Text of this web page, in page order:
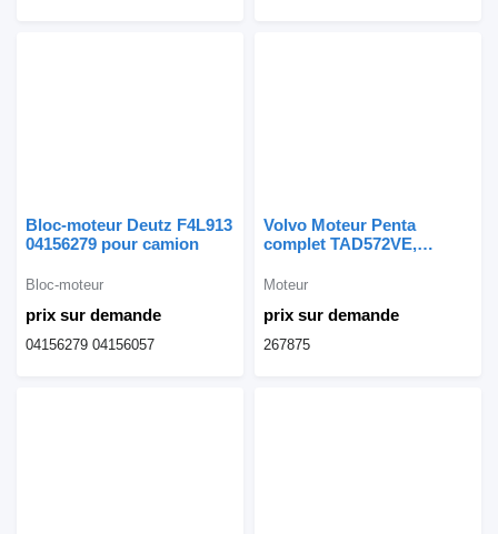
Bloc-moteur Deutz F4L913
04156279 pour camion
prix sur demande
Bloc-moteur
04156279 04156057
Volvo Moteur Penta
complet TAD572VE,
267875 pour camion
prix sur demande
Moteur
267875